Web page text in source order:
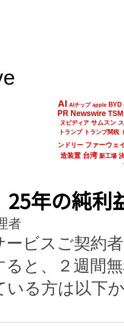
AI AIチップ apple BYD
PR Newswire
ヌビディア サムスン
トランプ
トランプ関税
ンドリー ファーウェ
造装置 台湾 新工場
25年の純利
者
ービスご契約
ると、２週間
いる方は以下